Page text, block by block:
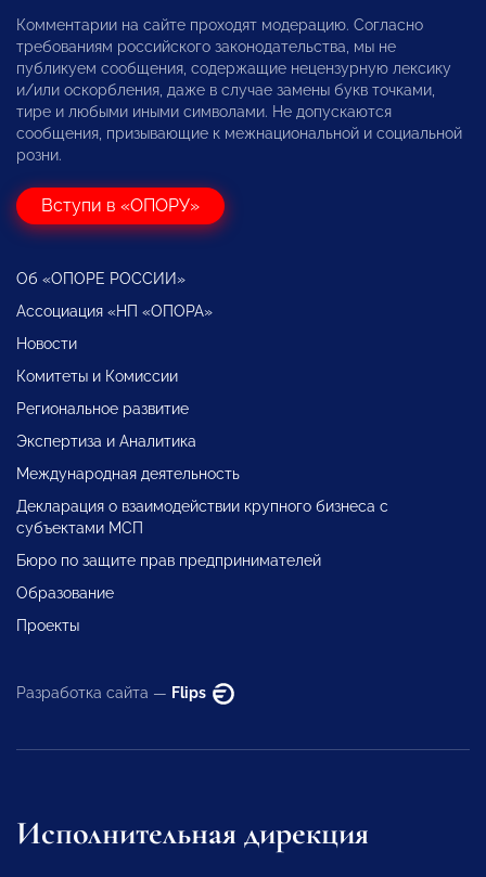
Комментарии на сайте проходят модерацию. Согласно
требованиям российского законодательства, мы не
публикуем сообщения, содержащие нецензурную лексику
и/или оскорбления, даже в случае замены букв точками,
тире и любыми иными символами. Не допускаются
сообщения, призывающие к межнациональной и социальной
розни.
Вступи в «ОПОРУ»
Об «ОПОРЕ РОССИИ»
Ассоциация «НП «ОПОРА»
Новости
Комитеты и Комиссии
Региональное развитие
Экспертиза и Аналитика
Международная деятельность
Декларация о взаимодействии крупного бизнеса с
субъектами МСП
Бюро по защите прав предпринимателей
Образование
Проекты
Разработка сайта — Flips
Исполнительная дирекция